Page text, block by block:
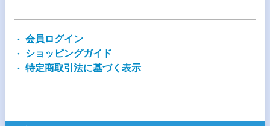
会員ログイン
ショッピングガイド
特定商取引法に基づく表示